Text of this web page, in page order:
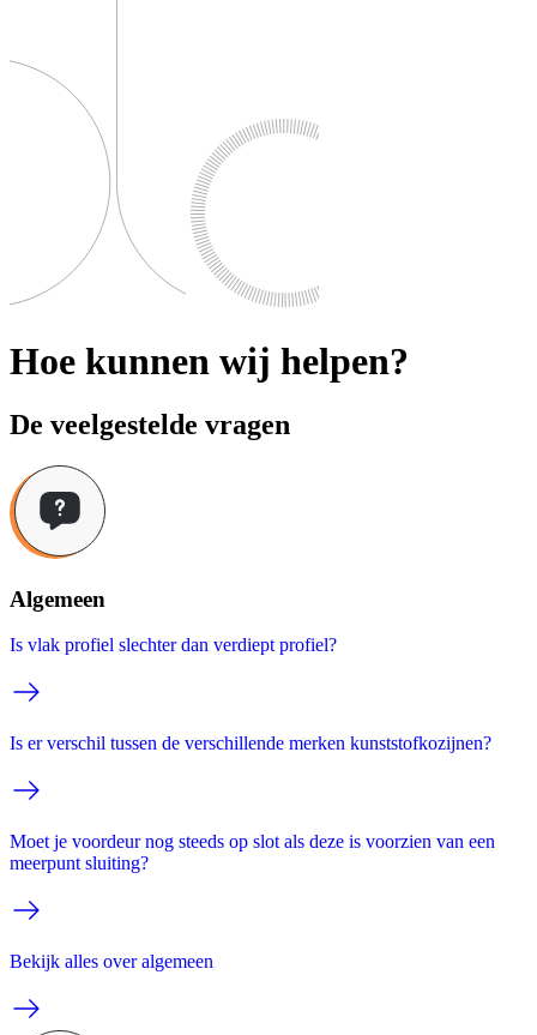
Hoe kunnen wij helpen?
De veelgestelde vragen
Algemeen
Is vlak profiel slechter dan verdiept profiel?
Is er verschil tussen de verschillende merken kunststofkozijnen?
Moet je voordeur nog steeds op slot als deze is voorzien van een
meerpunt sluiting?
Bekijk alles over algemeen